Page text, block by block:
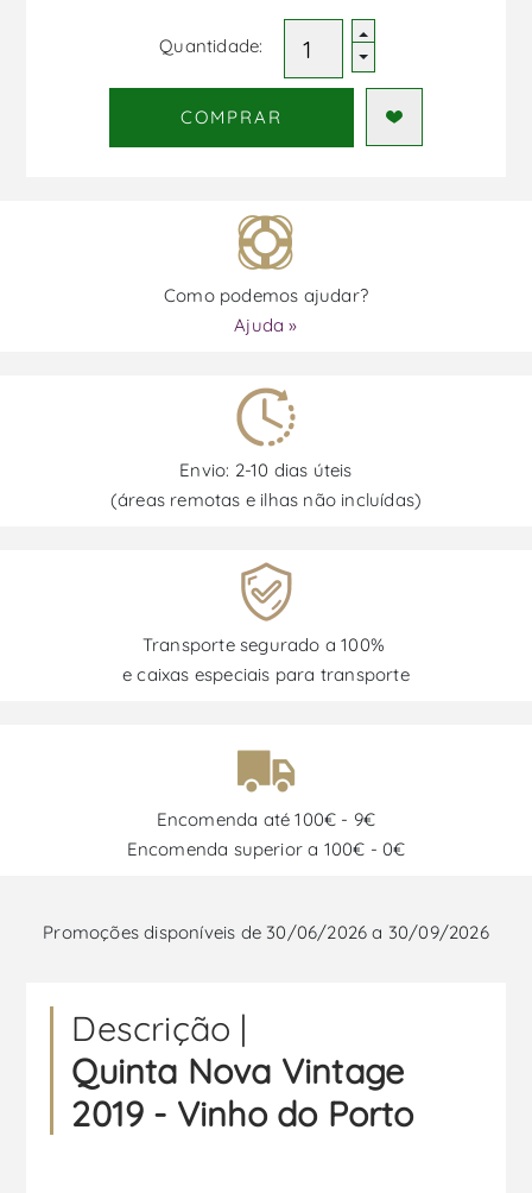
Quantidade:
COMPRAR
Como podemos ajudar?
Ajuda »
Envio: 2-10 dias úteis
(áreas remotas e ilhas não incluídas)
Transporte segurado a 100%
e caixas especiais para transporte
Encomenda até 100€ - 9€
Encomenda superior a 100€ - 0€
Promoções disponíveis de 30/06/2026 a 30/09/2026
Descrição |
Quinta Nova Vintage
2019 - Vinho do Porto